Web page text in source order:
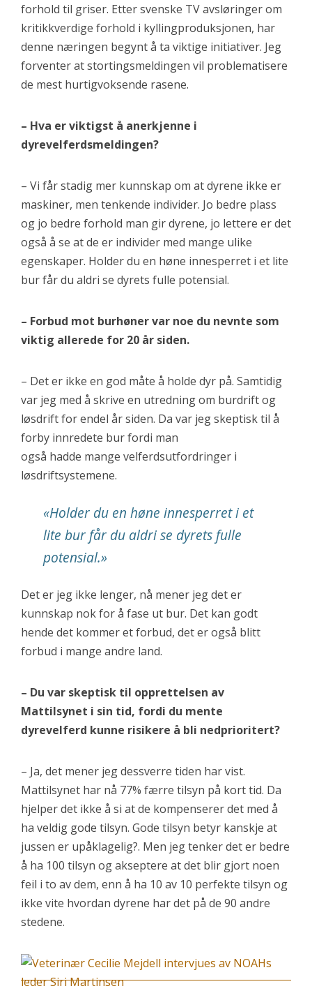
forhold til griser. Etter svenske TV avsløringer om
kritikkverdige forhold i kyllingproduksjonen, har
denne næringen begynt å ta viktige initiativer. Jeg
forventer at stortingsmeldingen vil problematisere
de mest hurtigvoksende rasene.
– Hva er viktigst å anerkjenne i
dyrevelferdsmeldingen?
– Vi får stadig mer kunnskap om at dyrene ikke er
maskiner, men tenkende individer. Jo bedre plass
og jo bedre forhold man gir dyrene, jo lettere er det
også å se at de er individer med mange ulike
egenskaper. Holder du en høne innesperret i et lite
bur får du aldri se dyrets fulle potensial.
– Forbud mot burhøner var noe du nevnte som
viktig allerede for 20 år siden.
– Det er ikke en god måte å holde dyr på. Samtidig
var jeg med å skrive en utredning om burdrift og
løsdrift for endel år siden. Da var jeg skeptisk til å
forby innredete bur fordi man
også hadde mange velferdsutfordringer i
løsdriftsystemene.
«Holder du en høne innesperret i et
lite bur får du aldri se dyrets fulle
potensial.»
Det er jeg ikke lenger, nå mener jeg det er
kunnskap nok for å fase ut bur. Det kan godt
hende det kommer et forbud, det er også blitt
forbud i mange andre land.
– Du var skeptisk til opprettelsen av
Mattilsynet i sin tid, fordi du mente
dyrevelferd kunne risikere å bli nedprioritert?
– Ja, det mener jeg dessverre tiden har vist.
Mattilsynet har nå 77% færre tilsyn på kort tid. Da
hjelper det ikke å si at de kompenserer det med å
ha veldig gode tilsyn. Gode tilsyn betyr kanskje at
jussen er upåklagelig?. Men jeg tenker det er bedre
å ha 100 tilsyn og akseptere at det blir gjort noen
feil i to av dem, enn å ha 10 av 10 perfekte tilsyn og
ikke vite hvordan dyrene har det på de 90 andre
stedene.